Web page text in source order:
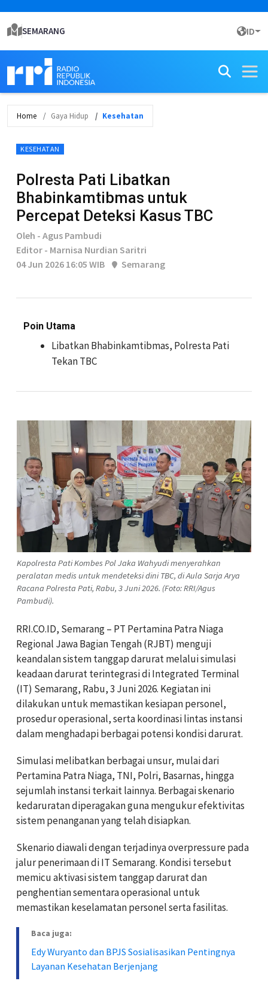
SEMARANG ID
Home Gaya Hidup Kesehatan
KESEHATAN
Polresta Pati Libatkan
Bhabinkamtibmas untuk
Percepat Deteksi Kasus TBC
Oleh - Agus Pambudi
Editor - Marnisa Nurdian Saritri
04 Jun 2026 16:05 WIB
Semarang
Poin Utama
Libatkan Bhabinkamtibmas, Polresta Pati
Tekan TBC
Kapolresta Pati Kombes Pol Jaka Wahyudi menyerahkan
peralatan medis untuk mendeteksi dini TBC, di Aula Sarja Arya
Racana Polresta Pati, Rabu, 3 Juni 2026. (Foto: RRI/Agus
Pambudi).
RRI.CO.ID, Semarang – PT Pertamina Patra Niaga
Regional Jawa Bagian Tengah (RJBT) menguji
keandalan sistem tanggap darurat melalui simulasi
keadaan darurat terintegrasi di Integrated Terminal
(IT) Semarang, Rabu, 3 Juni 2026. Kegiatan ini
dilakukan untuk memastikan kesiapan personel,
prosedur operasional, serta koordinasi lintas instansi
dalam menghadapi berbagai potensi kondisi darurat.
Simulasi melibatkan berbagai unsur, mulai dari
Pertamina Patra Niaga, TNI, Polri, Basarnas, hingga
sejumlah instansi terkait lainnya. Berbagai skenario
kedaruratan diperagakan guna mengukur efektivitas
sistem penanganan yang telah disiapkan.
Skenario diawali dengan terjadinya overpressure pada
jalur penerimaan di IT Semarang. Kondisi tersebut
memicu aktivasi sistem tanggap darurat dan
penghentian sementara operasional untuk
memastikan keselamatan personel serta fasilitas.
Baca juga:
Edy Wuryanto dan BPJS Sosialisasikan Pentingnya
Layanan Kesehatan Berjenjang